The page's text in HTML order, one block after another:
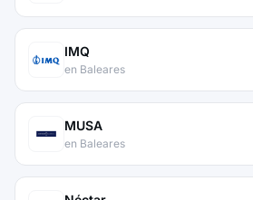
IMQ
en Baleares
MUSA
en Baleares